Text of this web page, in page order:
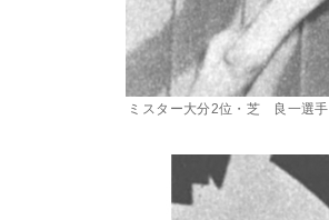
ミスター大分2位・芝 良一選手